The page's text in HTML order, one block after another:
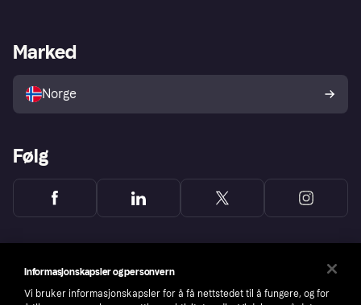
Utforsk butikker
Merchant portal
Marked
Norge
Følg
Informasjonskapsler og personvern
Vi bruker informasjonskapsler for å få nettstedet til å fungere, og for